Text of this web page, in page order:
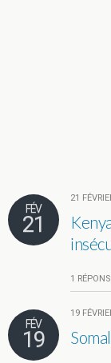
FÉV
21
21
1
FÉV
19
19